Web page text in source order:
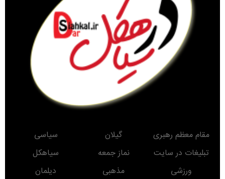
مقام معظم رهبری گیلان
سیاسی
تبلیغات در سایت
نماز جمعه
سیاهکل
ورزشی
مذهبی
دیلمان